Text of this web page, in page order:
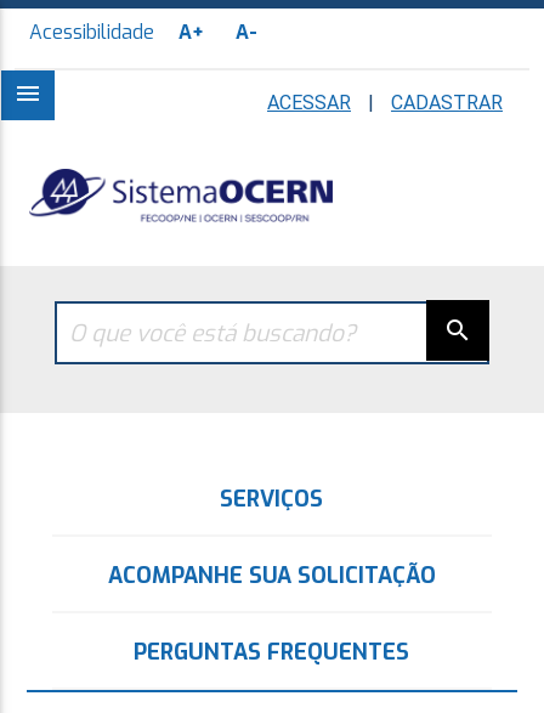
Acessibilidade A+ A-
menu ACESSAR CADASTRAR
search
SERVIÇOS
ACOMPANHE SUA SOLICITAÇÃO
PERGUNTAS FREQUENTES